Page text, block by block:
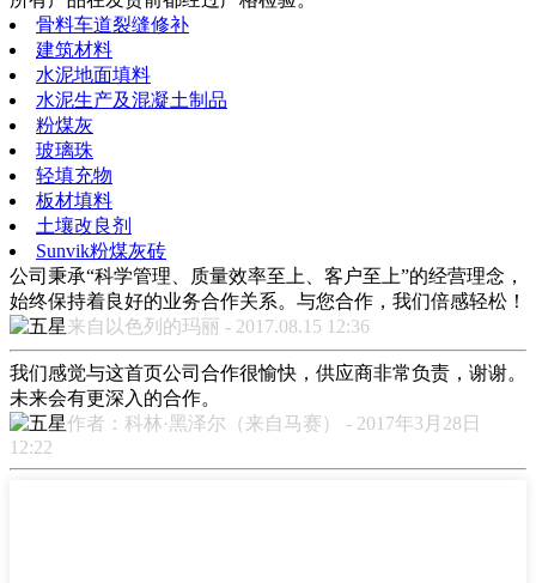
骨料车道裂缝修补
建筑材料
水泥地面填料
水泥生产及混凝土制品
粉煤灰
玻璃珠
轻填充物
板材填料
土壤改良剂
Sunvik粉煤灰砖
公司秉承“科学管理、质量效率至上、客户至上”的经营理念，
始终保持着良好的业务合作关系。与您合作，我们倍感轻松！
来自以色列的玛丽 - 2017.08.15 12:36
我们感觉与这首页公司合作很愉快，供应商非常负责，谢谢。
未来会有更深入的合作。
作者：科林·黑泽尔（来自马赛） - 2017年3月28日
12:22